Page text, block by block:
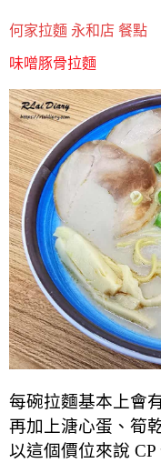
何家拉麵 永和店 餐點
味噌豚骨拉麵
每碗拉麵基本上會
再加上溏心蛋、筍
以這個價位來說